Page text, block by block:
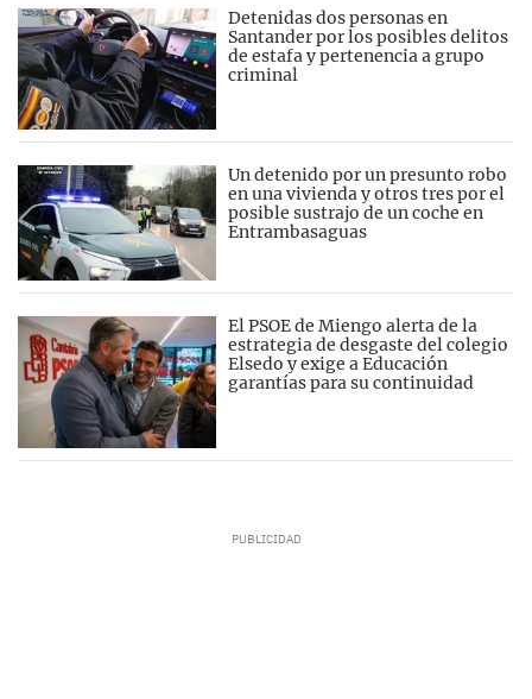
Detenidas dos personas en
Santander por los posibles delitos
de estafa y pertenencia a grupo
criminal
Un detenido por un presunto robo
en una vivienda y otros tres por el
posible sustrajo de un coche en
Entrambasaguas
El PSOE de Miengo alerta de la
estrategia de desgaste del colegio
Elsedo y exige a Educación
garantías para su continuidad